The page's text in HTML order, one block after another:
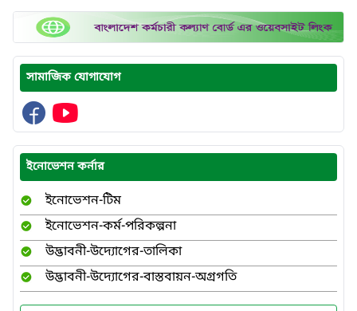
সামাজিক যোগাযোগ
ইনোভেশন কর্নার
ইনোভেশন-টিম
ইনোভেশন-কর্ম-পরিকল্পনা
উদ্ভাবনী-উদ্যোগের-তালিকা
উদ্ভাবনী-উদ্যোগের-বাস্তবায়ন-অগ্রগতি